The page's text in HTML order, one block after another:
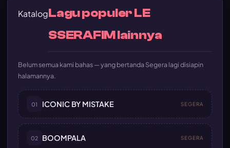
KatalogLagu populer LE
SSERAFIM lainnya
Belum semua kami bahas — yang bertanda Segera lagi disiapin
halamannya.
01 ICONIC BY MISTAKE SEGERA
02 BOOMPALA SEGERA